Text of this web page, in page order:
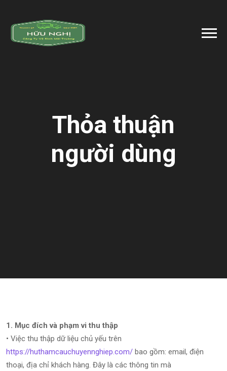
Thỏa thuận
người dùng
1. Mục đích và phạm vi thu thập
• Việc thu thập dữ liệu chủ yếu trên
https://huthamcauchuyennghiep.com/ bao gồm: email, điện
thoại, địa chỉ khách hàng. Đây là các thông tin mà